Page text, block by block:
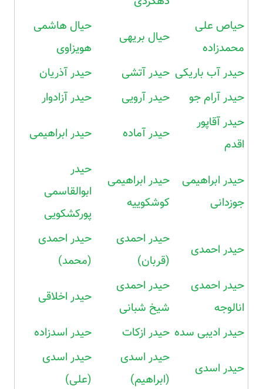
حیاص علی
محمدزاده
حیال بریهی
حیال هاشمی
هویزاوی
حیدر آب باریکی حیدر آتشی
حیدر آذریان
حیدر آرام جو
حیدر آرویی
حیدر آزادوار
حیدر آقاپور
اقدم
حیدر آماده حیدر ابراهیمی
حیدر ابراهیمی
جوزدانی
حیدر ابراهیمی
کوشکوییه
حیدر
ابوالقاسمی
پورکشکویی
حیدر احمدی
حیدر احمدی
(قربان)
حیدر احمدی
(محمد)
حیدر احمدی
انالوجه
حیدر احمدی
شیخ شبانی
حیدر اخلاقی
حیدر ادیبی سده حیدر ازکات حیدر اسدزاده
حیدر اسدی
حیدر اسدی
(ابراهیم)
حیدر اسدی
(علی)